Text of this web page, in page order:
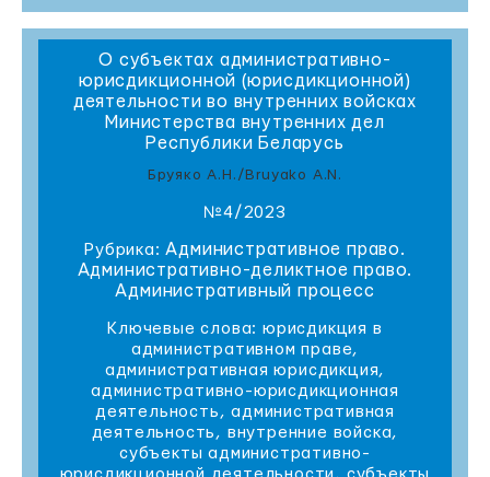
О субъектах административно-
юрисдикционной (юрисдикционной)
деятельности во внутренних войсках
Министерства внутренних дел
Республики Беларусь
Бруяко А.Н./Bruyako A.N.
№4/2023
Рубрика:Административное право.
Административно-деликтное право.
Административный процесс
Ключевые слова: юрисдикция в
административном праве,
административная юрисдикция,
административно-юрисдикционная
деятельность, административная
деятельность, внутренние войска,
субъекты административно-